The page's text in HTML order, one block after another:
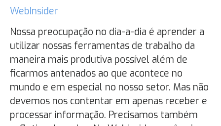
WebInsider
Nossa preocupação no dia-a-dia é aprender a
utilizar nossas ferramentas de trabalho da
maneira mais produtiva possível além de
ficarmos antenados ao que acontece no
mundo e em especial no nosso setor. Mas não
devemos nos contentar em apenas receber e
processar informação. Precisamos também